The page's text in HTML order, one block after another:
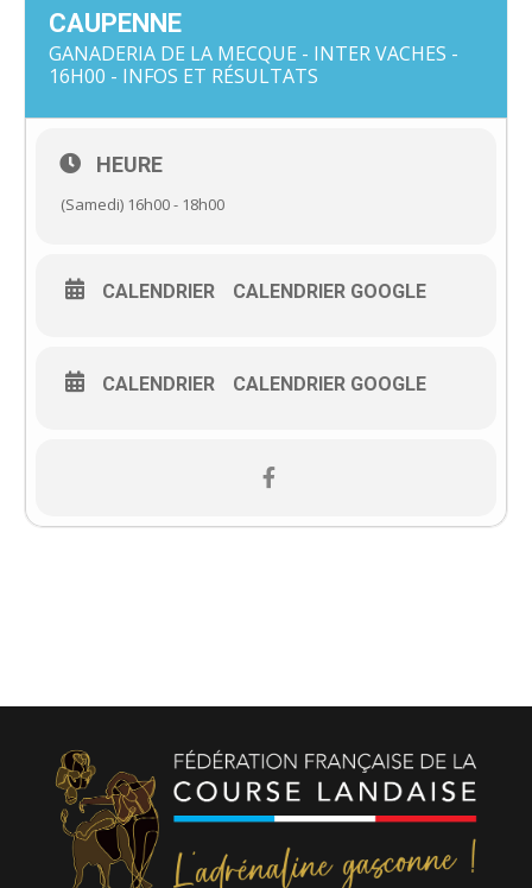
CAUPENNE
GANADERIA DE LA MECQUE - INTER VACHES -
16H00 - INFOS ET RÉSULTATS
HEURE
(Samedi) 16h00 - 18h00
CALENDRIER CALENDRIER GOOGLE
CALENDRIER CALENDRIER GOOGLE